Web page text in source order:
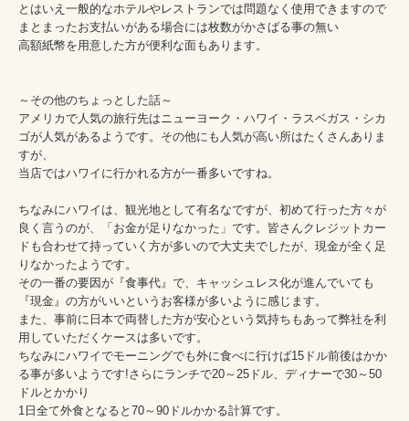
とはいえ一般的なホテルやレストランでは問題なく使用できますので
まとまったお支払いがある場合には枚数がかさばる事の無い
高額紙幣を用意した方が便利な面もあります。
～その他のちょっとした話～
アメリカで人気の旅行先はニューヨーク・ハワイ・ラスベガス・シカ
ゴが人気があるようです。その他にも人気が高い所はたくさんありま
すが、
当店ではハワイに行かれる方が一番多いですね。
ちなみにハワイは、観光地として有名なですが、初めて行った方々が
良く言うのが、「お金が足りなかった」です。皆さんクレジットカー
ドも合わせて持っていく方が多いので大丈夫でしたが、現金が全く足
りなかったようです。
その一番の要因が『食事代』で、キャッシュレス化が進んでいても
『現金』の方がいいというお客様が多いように感じます。
また、事前に日本で両替した方が安心という気持ちもあって弊社を利
用していただくケースは多いです。
ちなみにハワイでモーニングでも外に食べに行けば15ドル前後はかか
る事が多いようです!さらにランチで20～25ドル、ディナーで30～50
ドルとかかり
1日全て外食となると70～90ドルかかる計算です。